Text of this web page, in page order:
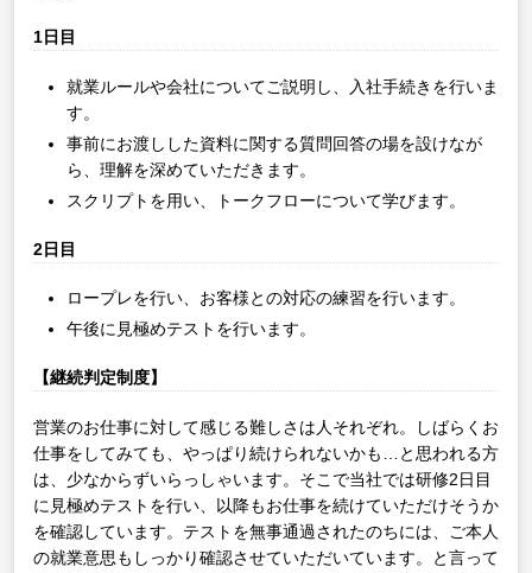
1日目
就業ルールや会社についてご説明し、入社手続きを行いま
す。
事前にお渡しした資料に関する質問回答の場を設けなが
ら、理解を深めていただきます。
スクリプトを用い、トークフローについて学びます。
2日目
ロープレを行い、お客様との対応の練習を行います。
午後に見極めテストを行います。
【継続判定制度】
営業のお仕事に対して感じる難しさは人それぞれ。しばらくお
仕事をしてみても、やっぱり続けられないかも…と思われる方
は、少なからずいらっしゃいます。そこで当社では研修2日目
に見極めテストを行い、以降もお仕事を続けていただけそうか
を確認しています。テストを無事通過されたのちには、ご本人
の就業意思もしっかり確認させていただいています。と言って